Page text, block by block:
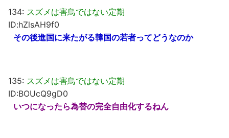
134: スズメは害鳥ではない定期
ID:hZlsAH9f0
その後進国に来たがる韓国の若者ってどうなのか
135: スズメは害鳥ではない定期
ID:BOUcQ9gD0
いつになったら為替の完全自由化するねん